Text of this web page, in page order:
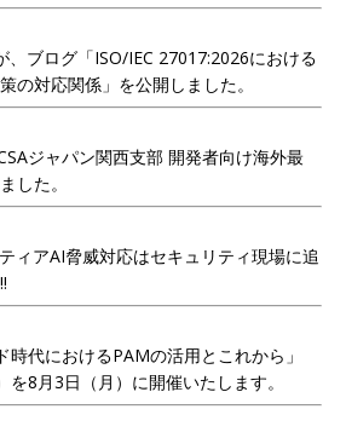
、ブログ「ISO/IEC 27017:2026における
の対応関係」を公開しました。
ジャパン関西支部 開発者向け海外最
した。
ィアAI脅威対応はセキュリティ現場に追
時代におけるPAMの活用とこれから」
を8月3日（月）に開催いたします。